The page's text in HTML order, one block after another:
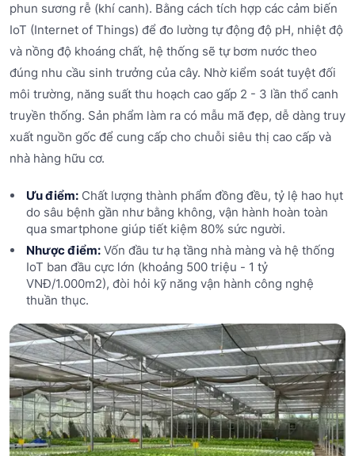
phun sương rễ (khí canh). Bằng cách tích hợp các cảm biến
IoT (Internet of Things) để đo lường tự động độ pH, nhiệt độ
và nồng độ khoáng chất, hệ thống sẽ tự bơm nước theo
đúng nhu cầu sinh trưởng của cây. Nhờ kiểm soát tuyệt đối
môi trường, năng suất thu hoạch cao gấp 2 - 3 lần thổ canh
truyền thống. Sản phẩm làm ra có mẫu mã đẹp, dễ dàng truy
xuất nguồn gốc để cung cấp cho chuỗi siêu thị cao cấp và
nhà hàng hữu cơ.
Ưu điểm:Chất lượng thành phẩm đồng đều, tỷ lệ hao hụt
do sâu bệnh gần như bằng không, vận hành hoàn toàn
qua smartphone giúp tiết kiệm 80% sức người.
Nhược điểm:Vốn đầu tư hạ tầng nhà màng và hệ thống
IoT ban đầu cực lớn (khoảng 500 triệu - 1 tỷ
VNĐ/1.000m2), đòi hỏi kỹ năng vận hành công nghệ
thuần thục.